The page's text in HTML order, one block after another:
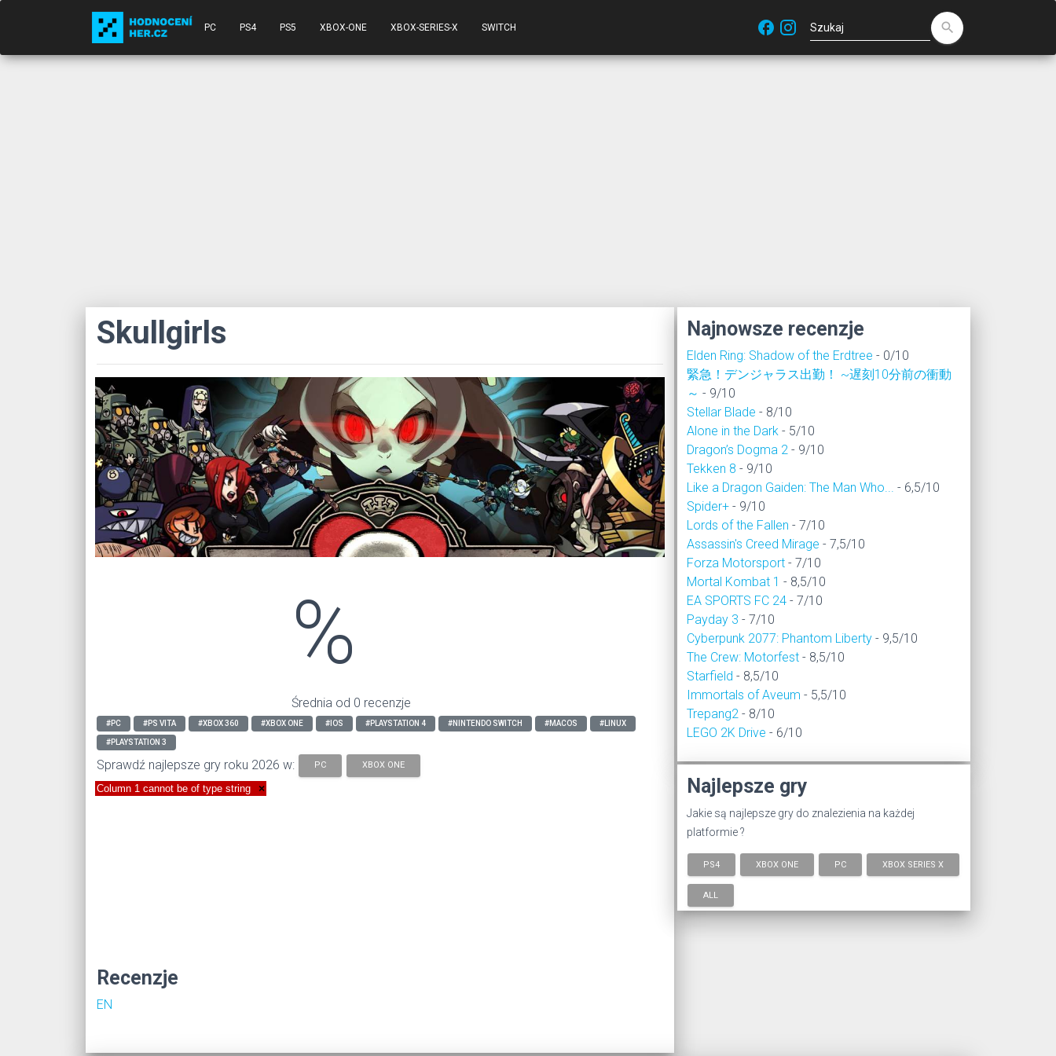
PC PS4 PS5 XBOX-ONE XBOX-SERIES-X SWITCH facebook search
Skullgirls
%
Średnia od 0 recenzje
#PC #PS VITA #XBOX 360 #XBOX ONE #IOS #PLAYSTATION 4 #NINTENDO SWITCH #MACOS #LINUX
#PLAYSTATION 3
Sprawdź najlepsze gry roku 2026 w: PC XBOX ONE
Column 1 cannot be of type string ×
Recenzje
EN
Najnowsze recenzje
Elden Ring: Shadow of the Erdtree - 0/10
緊急！デンジャラス出勤！ ~遅刻10分前の衝動
～ - 9/10
Stellar Blade - 8/10
Alone in the Dark - 5/10
Dragon’s Dogma 2 - 9/10
Tekken 8 - 9/10
Like a Dragon Gaiden: The Man Who... - 6,5/10
Spider+ - 9/10
Lords of the Fallen - 7/10
Assassin's Creed Mirage - 7,5/10
Forza Motorsport - 7/10
Mortal Kombat 1 - 8,5/10
EA SPORTS FC 24 - 7/10
Payday 3 - 7/10
Cyberpunk 2077: Phantom Liberty - 9,5/10
The Crew: Motorfest - 8,5/10
Starfield - 8,5/10
Immortals of Aveum - 5,5/10
Trepang2 - 8/10
LEGO 2K Drive - 6/10
Najlepsze gry
Jakie są najlepsze gry do znalezienia na każdej
platformie ?
PS4 XBOX ONE PC XBOX SERIES X
ALL